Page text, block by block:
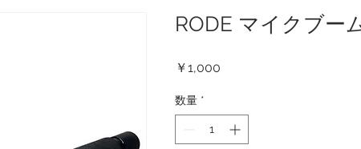
RODE マイクブー
￥1,000
数量 *